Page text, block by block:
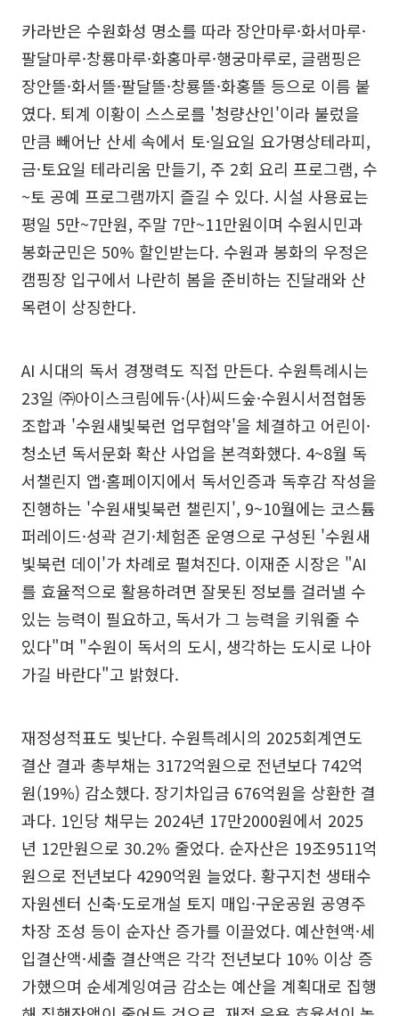
카라반은 수원화성 명소를 따라 장안마루·화서마루·
팔달마루·창룡마루·화홍마루·행궁마루로, 글램핑은
장안뜰·화서뜰·팔달뜰·창룡뜰·화홍뜰 등으로 이름 붙
였다. 퇴계 이황이 스스로를 '청량산인'이라 불렀을
만큼 빼어난 산세 속에서 토·일요일 요가명상테라피,
금·토요일 테라리움 만들기, 주 2회 요리 프로그램, 수
~토 공예 프로그램까지 즐길 수 있다. 시설 사용료는
평일 5만~7만원, 주말 7만~11만원이며 수원시민과
봉화군민은 50% 할인받는다. 수원과 봉화의 우정은
캠핑장 입구에서 나란히 봄을 준비하는 진달래와 산
목련이 상징한다.
AI 시대의 독서 경쟁력도 직접 만든다. 수원특례시는
23일 ㈜아이스크림에듀·(사)씨드숲·수원시서점협동
조합과 '수원새빛북런 업무협약'을 체결하고 어린이·
청소년 독서문화 확산 사업을 본격화했다. 4~8월 독
서챌린지 앱·홈페이지에서 독서인증과 독후감 작성을
진행하는 '수원새빛북런 챌린지', 9~10월에는 코스튬
퍼레이드·성곽 걷기·체험존 운영으로 구성된 '수원새
빛북런 데이'가 차례로 펼쳐진다. 이재준 시장은 "AI
를 효율적으로 활용하려면 잘못된 정보를 걸러낼 수
있는 능력이 필요하고, 독서가 그 능력을 키워줄 수
있다"며 "수원이 독서의 도시, 생각하는 도시로 나아
가길 바란다"고 밝혔다.
재정성적표도 빛난다. 수원특례시의 2025회계연도
결산 결과 총부채는 3172억원으로 전년보다 742억
원(19%) 감소했다. 장기차입금 676억원을 상환한 결
과다. 1인당 채무는 2024년 17만2000원에서 2025
년 12만원으로 30.2% 줄었다. 순자산은 19조9511억
원으로 전년보다 4290억원 늘었다. 황구지천 생태수
자원센터 신축·도로개설 토지 매입·구운공원 공영주
차장 조성 등이 순자산 증가를 이끌었다. 예산현액·세
입결산액·세출 결산액은 각각 전년보다 10% 이상 증
가했으며 순세계잉여금 감소는 예산을 계획대로 집행